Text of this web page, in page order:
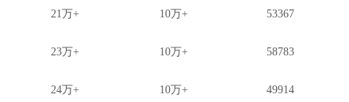
21万+ 10万+ 53367
23万+ 10万+ 58783
24万+ 10万+ 49914